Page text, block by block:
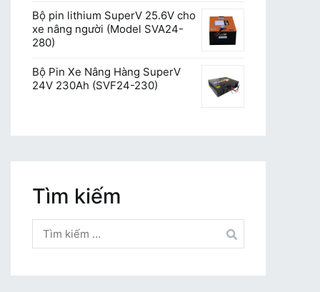
Bộ pin lithium SuperV 25.6V cho
xe nâng người (Model SVA24-
280)
Bộ Pin Xe Nâng Hàng SuperV
24V 230Ah (SVF24-230)
Tìm kiếm
kiếm
cho: